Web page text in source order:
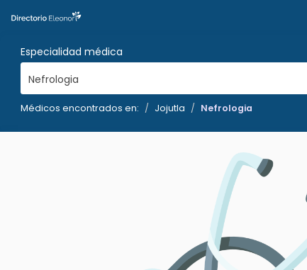
Especialidad médica
Nefrologia
Médicos encontrados en: Jojutla Nefrologia